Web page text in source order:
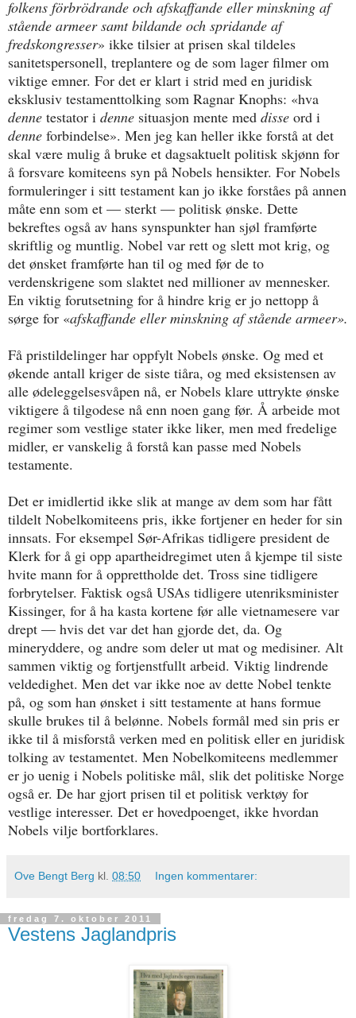
folkens förbrödrande och afskaffande eller minskning af
stående armeer samt bildande och spridande af
fredskongresser» ikke tilsier at prisen skal tildeles
sanitetspersonell, treplantere og de som lager filmer om
viktige emner. For det er klart i strid med en juridisk
eksklusiv testamenttolking som Ragnar Knophs: «hva
denne testator i denne situasjon mente med disse ord i
denne forbindelse». Men jeg kan heller ikke forstå at det
skal være mulig å bruke et dagsaktuelt politisk skjønn for
å forsvare komiteens syn på Nobels hensikter. For Nobels
formuleringer i sitt testament kan jo ikke forståes på annen
måte enn som et — sterkt — politisk ønske. Dette
bekreftes også av hans synspunkter han sjøl framførte
skriftlig og muntlig. Nobel var rett og slett mot krig, og
det ønsket framførte han til og med før de to
verdenskrigene som slaktet ned millioner av mennesker.
En viktig forutsetning for å hindre krig er jo nettopp å
sørge for «afskaffande eller minskning af stående armeer».
Få pristildelinger har oppfylt Nobels ønske. Og med et
økende antall kriger de siste tiåra, og med eksistensen av
alle ødeleggelsesvåpen nå, er Nobels klare uttrykte ønske
viktigere å tilgodese nå enn noen gang før. Å arbeide mot
regimer som vestlige stater ikke liker, men med fredelige
midler, er vanskelig å forstå kan passe med Nobels
testamente.
Det er imidlertid ikke slik at mange av dem som har fått
tildelt Nobelkomiteens pris, ikke fortjener en heder for sin
innsats. For eksempel Sør-Afrikas tidligere president de
Klerk for å gi opp apartheidregimet uten å kjempe til siste
hvite mann for å opprettholde det. Tross sine tidligere
forbrytelser. Faktisk også USAs tidligere utenriksminister
Kissinger, for å ha kasta kortene før alle vietnamesere var
drept — hvis det var det han gjorde det, da. Og
mineryddere, og andre som deler ut mat og medisiner. Alt
sammen viktig og fortjenstfullt arbeid. Viktig lindrende
veldedighet. Men det var ikke noe av dette Nobel tenkte
på, og som han ønsket i sitt testamente at hans formue
skulle brukes til å belønne. Nobels formål med sin pris er
ikke til å misforstå verken med en politisk eller en juridisk
tolking av testamentet. Men Nobelkomiteens medlemmer
er jo uenig i Nobels politiske mål, slik det politiske Norge
også er. De har gjort prisen til et politisk verktøy for
vestlige interesser. Det er hovedpoenget, ikke hvordan
Nobels vilje bortforklares.
Ove Bengt Berg kl. 08:50 Ingen kommentarer:
fredag 7. oktober 2011
Vestens Jaglandpris